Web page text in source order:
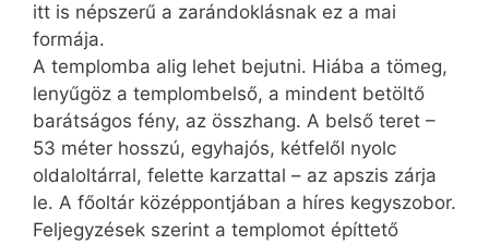
itt is népszerű a zarándoklásnak ez a mai
formája.
A templomba alig lehet bejutni. Hiába a tömeg,
lenyűgöz a templombelső, a mindent betöltő
barátságos fény, az összhang. A belső teret –
53 méter hosszú, egyhajós, kétfelől nyolc
oldaloltárral, felette karzattal – az apszis zárja
le. A főoltár középpontjában a híres kegyszobor.
Feljegyzések szerint a templomot építtető